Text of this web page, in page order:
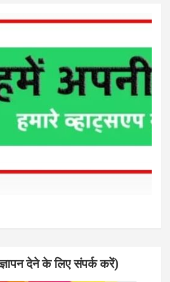
देने के लिए संपर्क करें)